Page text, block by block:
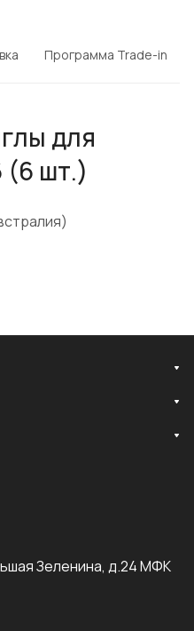
Программа Trade-in
для
шт.)
Зеленина, д.24 МФК